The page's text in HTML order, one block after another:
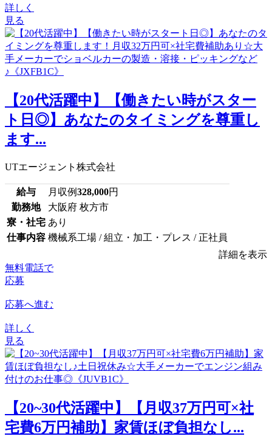
詳しく
見る
【20代活躍中】【働きたい時がスター
ト日◎】あなたのタイミングを尊重し
ます...
UTエージェント株式会社
給与 月収例328,000円
勤務地
大阪府 枚方市
寮・社宅 あり
仕事内容 機械系工場 / 組立・加工・プレス / 正社員
詳細を表示
無料電話で
応募
応募へ進む
詳しく
見る
【20~30代活躍中】【月収37万円可×社
宅費6万円補助】家賃ほぼ負担なし...